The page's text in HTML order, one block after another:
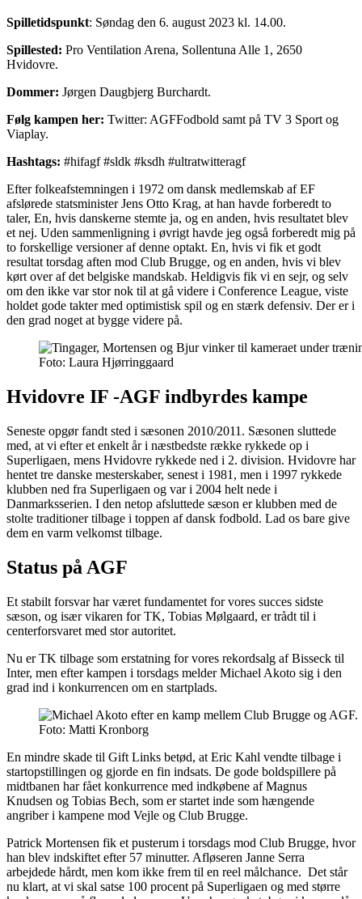
Spilletidspunkt: Søndag den 6. august 2023 kl. 14.00.
Spillested: Pro Ventilation Arena, Sollentuna Alle 1, 2650
Hvidovre.
Dommer: Jørgen Daugbjerg Burchardt.
Følg kampen her: Twitter: AGFFodbold samt på TV 3 Sport og
Viaplay.
Hashtags: #hifagf #sldk #ksdh #ultratwitteragf
Efter folkeafstemningen i 1972 om dansk medlemskab af EF
afslørede statsminister Jens Otto Krag, at han havde forberedt to
taler, En, hvis danskerne stemte ja, og en anden, hvis resultatet blev
et nej. Uden sammenligning i øvrigt havde jeg også forberedt mig på
to forskellige versioner af denne optakt. En, hvis vi fik et godt
resultat torsdag aften mod Club Brugge, og en anden, hvis vi blev
kørt over af det belgiske mandskab. Heldigvis fik vi en sejr, og selv
om den ikke var stor nok til at gå videre i Conference League, viste
holdet gode takter med optimistisk spil og en stærk defensiv. Der er i
den grad noget at bygge videre på.
Foto: Laura Hjørringgaard
Hvidovre IF -AGF indbyrdes kampe
Seneste opgør fandt sted i sæsonen 2010/2011. Sæsonen sluttede
med, at vi efter et enkelt år i næstbedste række rykkede op i
Superligaen, mens Hvidovre rykkede ned i 2. division. Hvidovre har
hentet tre danske mesterskaber, senest i 1981, men i 1997 rykkede
klubben ned fra Superligaen og var i 2004 helt nede i
Danmarksserien. I den netop afsluttede sæson er klubben med de
stolte traditioner tilbage i toppen af dansk fodbold. Lad os bare give
dem en varm velkomst tilbage.
Status på AGF
Et stabilt forsvar har været fundamentet for vores succes sidste
sæson, og især vikaren for TK, Tobias Mølgaard, er trådt til i
centerforsvaret med stor autoritet.
Nu er TK tilbage som erstatning for vores rekordsalg af Bisseck til
Inter, men efter kampen i torsdags melder Michael Akoto sig i den
grad ind i konkurrencen om en startplads.
Foto: Matti Kronborg
En mindre skade til Gift Links betød, at Eric Kahl vendte tilbage i
startopstillingen og gjorde en fin indsats. De gode boldspillere på
midtbanen har fået konkurrence med indkøbene af Magnus
Knudsen og Tobias Bech, som er startet inde som hængende
angriber i kampene mod Vejle og Club Brugge.
Patrick Mortensen fik et pusterum i torsdags mod Club Brugge, hvor
han blev indskiftet efter 57 minutter. Afløseren Janne Serra
arbejdede hårdt, men kom ikke frem til en reel målchance. Det står
nu klart, at vi skal satse 100 procent på Superligaen og med større